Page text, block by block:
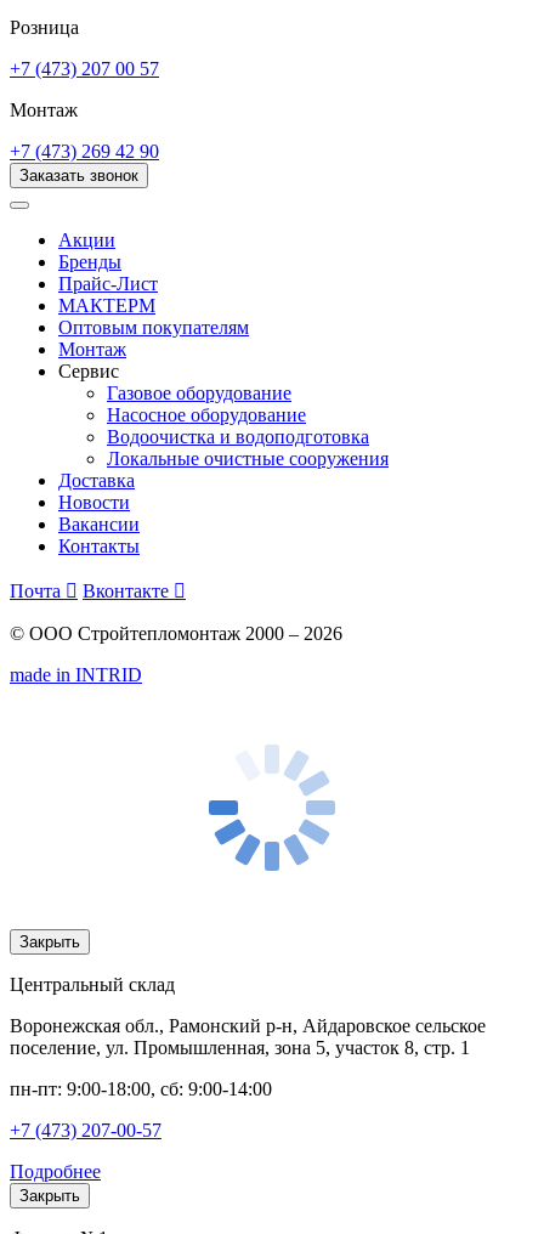
Розница
+7 (473) 207 00 57
Монтаж
+7 (473) 269 42 90
Заказать звонок
Акции
Бренды
Прайс-Лист
МАКТЕРМ
Оптовым покупателям
Монтаж
Сервис
Газовое оборудование
Насосное оборудование
Водоочистка и водоподготовка
Локальные очистные сооружения
Доставка
Новости
Вакансии
Контакты
Почта  Вконтакте 
© ООО Стройтепломонтаж 2000 – 2026
made in INTRID
Закрыть
Центральный склад
Воронежская обл., Рамонский р-н, Айдаровское сельское
поселение, ул. Промышленная, зона 5, участок 8, стр. 1
пн-пт: 9:00-18:00, сб: 9:00-14:00
+7 (473) 207-00-57
Подробнее
Закрыть